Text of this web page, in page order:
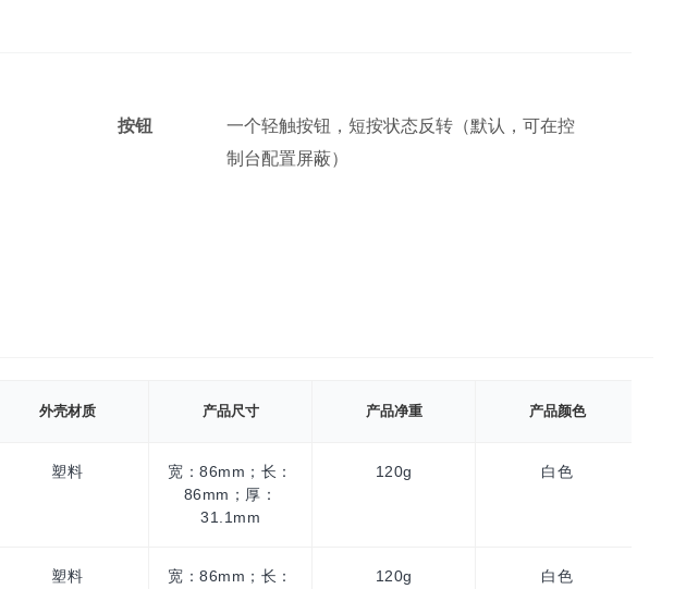
按钮
一个轻触按钮，短按状态反转（默认，可在控
制台配置屏蔽）
外壳材质 产品尺寸 产品净重 产品颜色
塑料
宽：86mm；长：
86mm；厚：
31.1mm
120g 白色
塑料
宽：86mm；长：
120g 白色